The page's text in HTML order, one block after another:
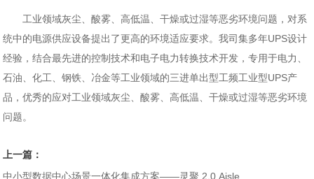
工业领域灰尘、酸雾、高低温、干燥或过湿等恶劣环境问题，对系
统中的电源供应设备提出了更高的环境适应要求。我司集多年UPS设计
经验，结合最先进的控制技术和电子电力转换技术开发，专用于电力、
石油、化工、钢铁、冶金等工业领域的三进单出型工频工业型UPS产
品，优秀的应对工业领域灰尘、酸雾、高低温、干燥或过湿等恶劣环境
问题。
上一篇：
中小型数据中心场景一体化集成方案——灵聚 2.0 Aisle